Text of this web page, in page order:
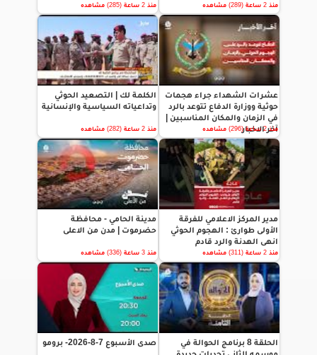
منذ 2 ساعة (289) مشاهده منذ 2 ساعة (285) مشاهده
عشرات الشهداء جراء هجمات
حوثية ووزارة الدفاع تتوعد بالرد
في الزمان والمكان المناسبين |
آخر الاخبار
منذ 2 ساعة (296) مشاهده
الكلمة لك | التصعيد الحوثي
وتداعياته السياسية والإنسانية
منذ 2 ساعة (282) مشاهده
مدير المركز الاعلامي للفرقة
الأولى طوارئ : الهجوم الحوثي
انهى الهدنة والرد قادم
منذ 2 ساعة (311) مشاهده
مدينة الحامي - محافظة
حضرموت | مدن من الاعلى
منذ 3 ساعة (336) مشاهده
الحلقة 8 برنامج الحوالة في
صدى الأسبوع 7-8-2026- برومو